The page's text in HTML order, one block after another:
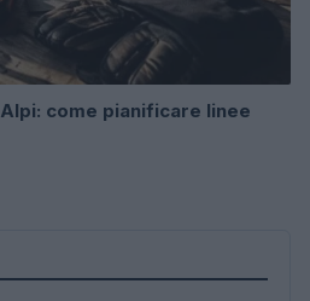
come pianificare linee